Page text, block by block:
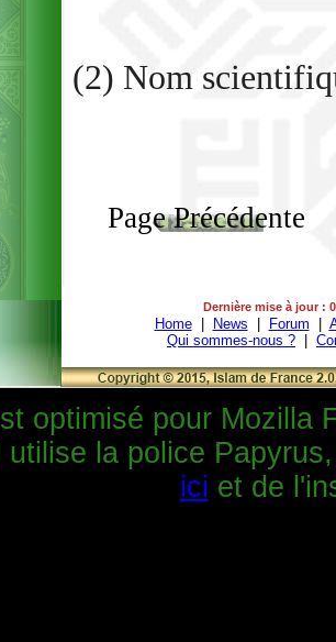
(2) Nom
Page Précédente
Dernière mise à jour :
Home| News Forum
Qui sommes-nous ?
optimisé pour Mozilla
utilise la police
ici et de